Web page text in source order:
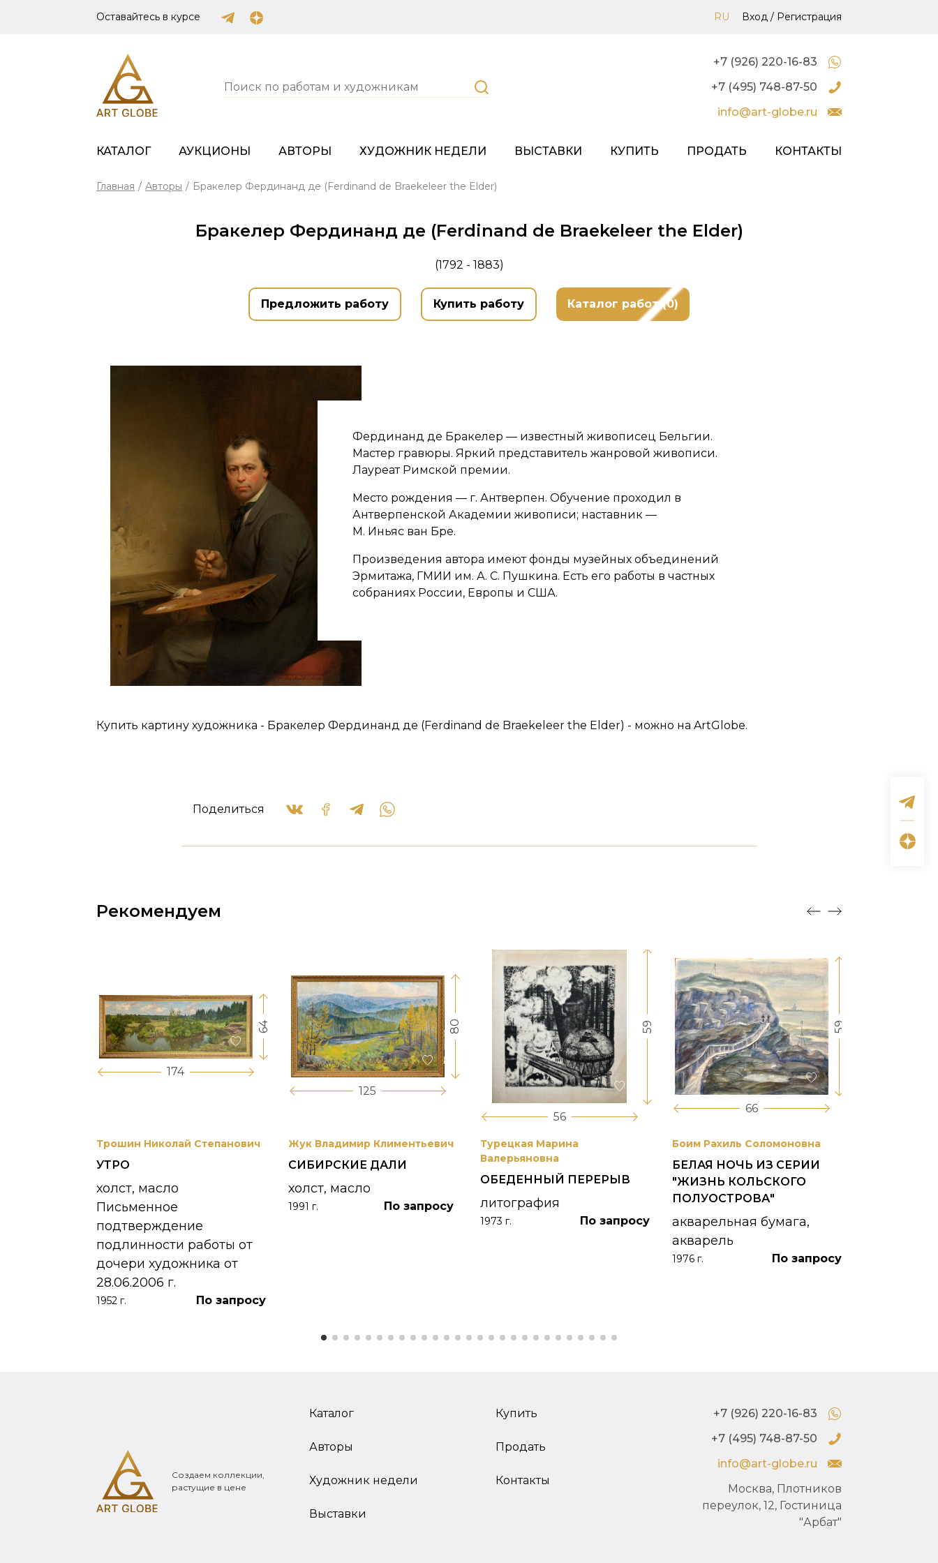
Оставайтесь в курсе RU Вход / Регистрация
+7 (926) 220-16-83
+7 (495) 748-87-50
info@art-globe.ru
КАТАЛОГ АУКЦИОНЫ АВТОРЫ ХУДОЖНИК НЕДЕЛИ ВЫСТАВКИ КУПИТЬ ПРОДАТЬ КОНТАКТЫ
Главная / Авторы / Бракелер Фердинанд де (Ferdinand de Braekeleer the Elder)
Бракелер Фердинанд де (Ferdinand de Braekeleer the Elder)
(1792 - 1883)
Предложить работу Купить работу Каталог работ (0)
Фердинанд де Бракелер — известный живописец Бельгии.
Мастер гравюры. Яркий представитель жанровой живописи.
Лауреат Римской премии.
Место рождения — г. Антверпен. Обучение проходил в
Антверпенской Академии живописи; наставник —
М. Иньяс ван Бре.
Произведения автора имеют фонды музейных объединений
Эрмитажа, ГМИИ им. А. С. Пушкина. Есть его работы в частных
собраниях России, Европы и США.
Купить картину художника - Бракелер Фердинанд де (Ferdinand de Braekeleer the Elder) - можно на ArtGlobe.
Поделиться
Рекомендуем
174
64
Трошин Николай Степанович
УТРО
холст, масло
Письменное
подтверждение
подлинности работы от
дочери художника от
28.06.2006 г.
1952 г. По запросу
125
80
Жук Владимир Климентьевич
СИБИРСКИЕ ДАЛИ
холст, масло
1991 г. По запросу
56
59
Турецкая Марина
Валерьяновна
ОБЕДЕННЫЙ ПЕРЕРЫВ
литография
1973 г. По запросу
66
59
Боим Рахиль Соломоновна
БЕЛАЯ НОЧЬ ИЗ СЕРИИ
"ЖИЗНЬ КОЛЬСКОГО
ПОЛУОСТРОВА"
акварельная бумага,
акварель
1976 г. По запросу
Создаем коллекции,
растущие в цене
Каталог
Авторы
Художник недели
Выставки
Купить
Продать
Контакты
+7 (926) 220-16-83
+7 (495) 748-87-50
info@art-globe.ru
Москва, Плотников
переулок, 12, Гостиница
"Арбат"